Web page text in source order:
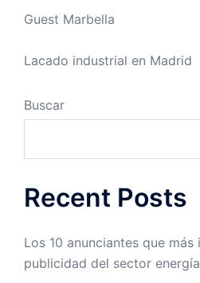
Guest Marbella
Lacado industrial en Madrid
Buscar
Recent Posts
Los 10 anunciantes que más
publicidad del sector energía